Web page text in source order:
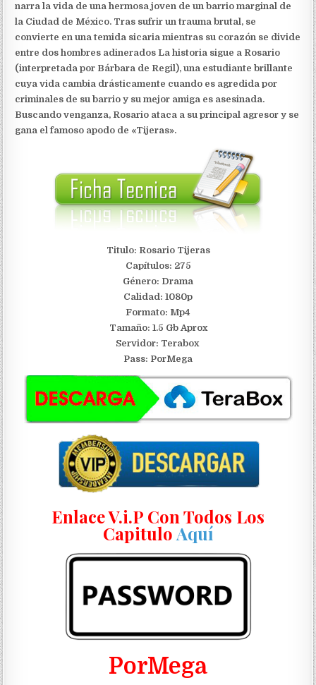
narra la vida de una hermosa joven de un barrio marginal de
la Ciudad de México. Tras sufrir un trauma brutal, se
convierte en una temida sicaria mientras su corazón se divide
entre dos hombres adinerados La historia sigue a Rosario
(interpretada por Bárbara de Regil), una estudiante brillante
cuya vida cambia drásticamente cuando es agredida por
criminales de su barrio y su mejor amiga es asesinada.
Buscando venganza, Rosario ataca a su principal agresor y se
gana el famoso apodo de «Tijeras».
Titulo: Rosario Tijeras
Capítulos: 275
Género: Drama
Calidad: 1080p
Formato: Mp4
Tamaño: 1.5 Gb Aprox
Servidor: Terabox
Pass: PorMega
Enlace V.i.P Con Todos Los
Capitulo Aquí
PorMega